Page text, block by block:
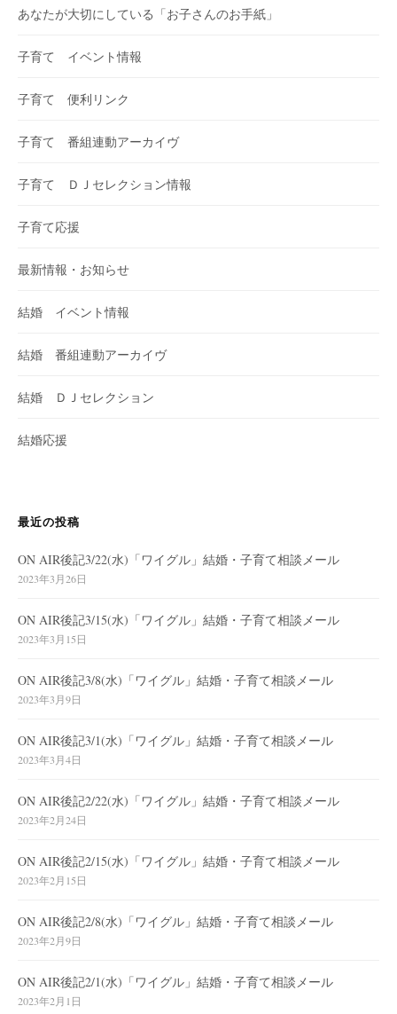
あなたが大切にしている「お子さんのお手紙」
子育て イベント情報
子育て 便利リンク
子育て 番組連動アーカイヴ
子育て ＤＪセレクション情報
子育て応援
最新情報・お知らせ
結婚 イベント情報
結婚 番組連動アーカイヴ
結婚 ＤＪセレクション
結婚応援
最近の投稿
ON AIR後記3/22(水)「ワイグル」結婚・子育て相談メール
2023年3月26日
ON AIR後記3/15(水)「ワイグル」結婚・子育て相談メール
2023年3月15日
ON AIR後記3/8(水)「ワイグル」結婚・子育て相談メール
2023年3月9日
ON AIR後記3/1(水)「ワイグル」結婚・子育て相談メール
2023年3月4日
ON AIR後記2/22(水)「ワイグル」結婚・子育て相談メール
2023年2月24日
ON AIR後記2/15(水)「ワイグル」結婚・子育て相談メール
2023年2月15日
ON AIR後記2/8(水)「ワイグル」結婚・子育て相談メール
2023年2月9日
ON AIR後記2/1(水)「ワイグル」結婚・子育て相談メール
2023年2月1日